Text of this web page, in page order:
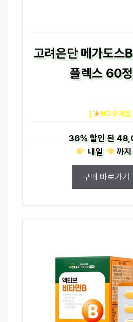
고려은단 메가도스
플렉스 60
[ NO.9 제품
36%할인 된
내일
까지
구매 바로가기